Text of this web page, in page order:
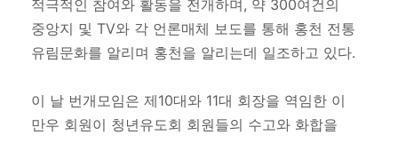
적극적인 참여와 활동을 전개하며, 약 300여건의
중앙지 및 TV와 각 언론매체 보도를 통해 홍천 전통
유림문화를 알리며 홍천을 알리는데 일조하고 있다.
이 날 번개모임은 제10대와 11대 회장을 역임한 이
만우 회원이 청년유도회 회원들의 수고와 화합을